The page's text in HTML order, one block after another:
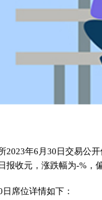
2023年6月30日交易公
报收元，涨跌幅为-%，
日席位详情如下：